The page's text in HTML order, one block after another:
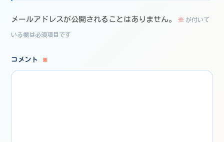
メールアドレスが公開されることはありません。 ※ が付いて
いる欄は必須項目です
コメント ※